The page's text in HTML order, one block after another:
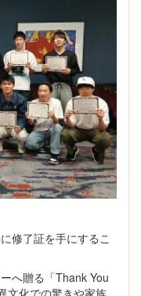
修了証を手にするこ
へ贈る「Thank You
文化での驚きや家族